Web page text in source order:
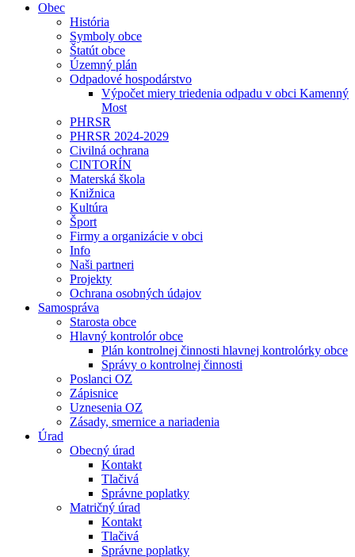
Obec
História
Symboly obce
Štatút obce
Územný plán
Odpadové hospodárstvo
Výpočet miery triedenia odpadu v obci Kamenný
Most
PHRSR
PHRSR 2024-2029
Civilná ochrana
CINTORÍN
Materská škola
Knižnica
Kultúra
Šport
Firmy a organizácie v obci
Info
Naši partneri
Projekty
Ochrana osobných údajov
Samospráva
Starosta obce
Hlavný kontrolór obce
Plán kontrolnej činnosti hlavnej kontrolórky obce
Správy o kontrolnej činnosti
Poslanci OZ
Zápisnice
Uznesenia OZ
Zásady, smernice a nariadenia
Úrad
Obecný úrad
Kontakt
Tlačivá
Správne poplatky
Matričný úrad
Kontakt
Tlačivá
Správne poplatky